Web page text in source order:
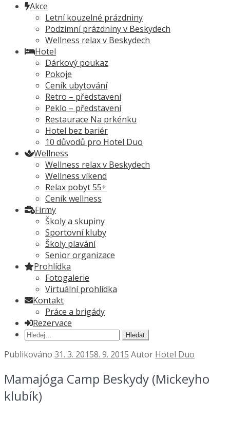
Akce
Letní kouzelné prázdniny
Podzimní prázdniny v Beskydech
Wellness relax v Beskydech
Hotel
Dárkový poukaz
Pokoje
Ceník ubytování
Retro – představení
Peklo – představení
Restaurace Na prkénku
Hotel bez bariér
10 důvodů pro Hotel Duo
Wellness
Wellness relax v Beskydech
Wellness víkend
Relax pobyt 55+
Ceník wellness
Firmy
Školy a skupiny
Sportovní kluby
Školy plavání
Senior organizace
Prohlídka
Fotogalerie
Virtuální prohlídka
Kontakt
Práce a brigády
Rezervace
Hledat:
Publikováno 31. 3. 20158. 9. 2015 Autor Hotel Duo
Mamajóga Camp Beskydy (Mickeyho
klubík)